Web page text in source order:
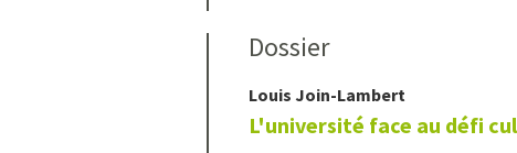
Dossier
Louis Join-Lambert
L'université face au défi